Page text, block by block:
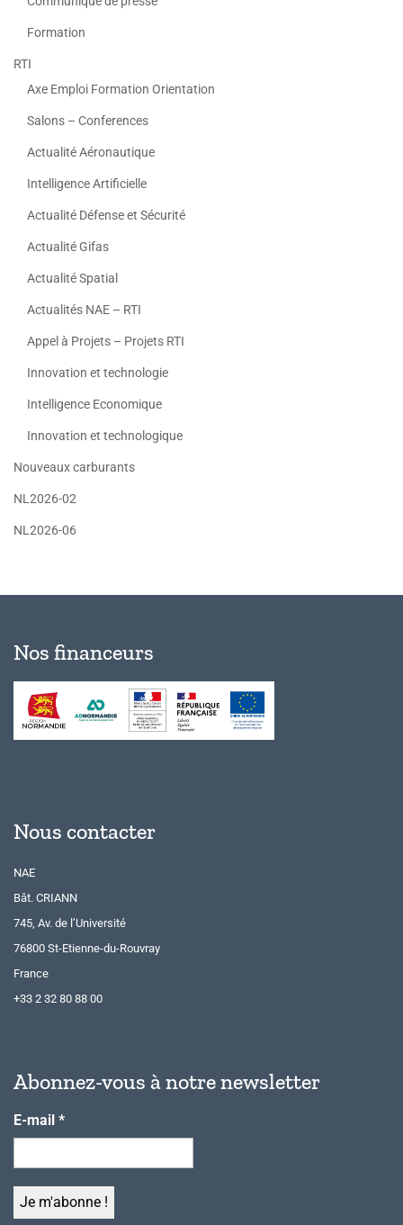
Formation
RTI
Axe Emploi Formation Orientation
Salons – Conferences
Actualité Aéronautique
Intelligence Artificielle
Actualité Défense et Sécurité
Actualité Gifas
Actualité Spatial
Actualités NAE – RTI
Appel à Projets – Projets RTI
Innovation et technologie
Intelligence Economique
Innovation et technologique
Nouveaux carburants
NL2026-02
NL2026-06
Nos financeurs
Nous contacter
NAE
Bât. CRIANN
745, Av. de l’Université
76800 St-Etienne-du-Rouvray
France
+33 2 32 80 88 00
Abonnez-vous à notre newsletter
E-mail *